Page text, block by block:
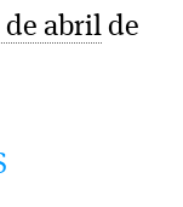
de abril de